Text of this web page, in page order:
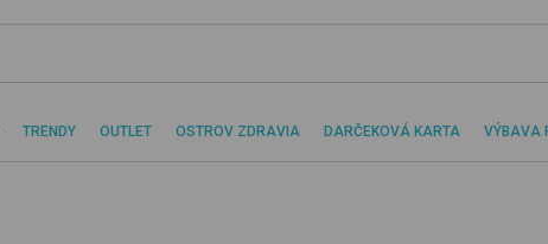
TRENDY OUTLET OSTROV ZDRAVIA DARČEKOVÁ KARTA VÝBAVA